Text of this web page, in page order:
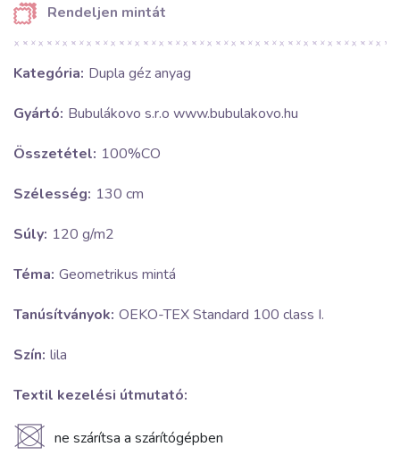
Rendeljen mintát
Kategória: Dupla géz anyag
Gyártó: Bubulákovo s.r.o www.bubulakovo.hu
Összetétel: 100%CO
Szélesség: 130 cm
Súly: 120 g/m2
Téma: Geometrikus mintá
Tanúsítványok: OEKO-TEX Standard 100 class I.
Szín: lila
Textil kezelési útmutató:
U ne szárítsa a szárítógépben